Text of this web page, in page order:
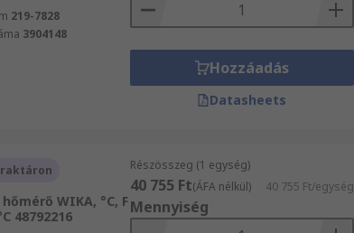
219-7828
3904148
Hozzáadás
Datasheets
WIKA, °C, F
48792216
Részösszeg (1 egység)
40 755 Ft(ÁFA nélkül) 40 755 Ft/egység
Mennyiség